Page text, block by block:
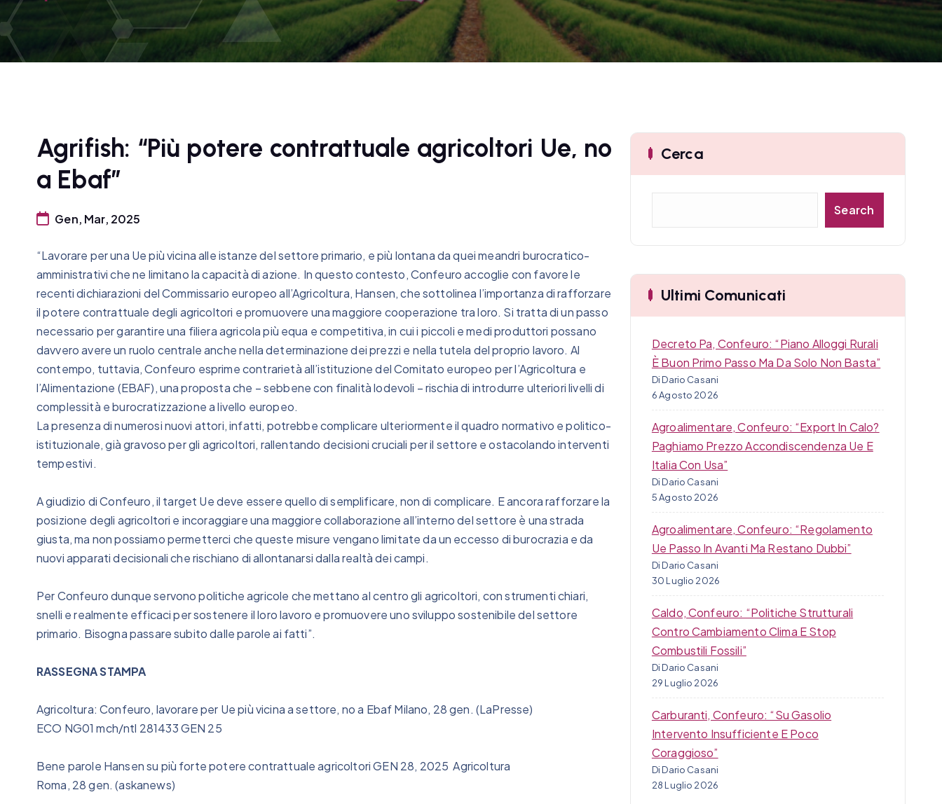
Agrifish: “Più potere contrattuale agricoltori Ue, no
a Ebaf”
Gen, Mar, 2025
“Lavorare per una Ue più vicina alle istanze del settore primario, e più lontana da quei meandri burocratico-
amministrativi che ne limitano la capacità di azione. In questo contesto, Confeuro accoglie con favore le
recenti dichiarazioni del Commissario europeo all’Agricoltura, Hansen, che sottolinea l’importanza di rafforzare
il potere contrattuale degli agricoltori e promuovere una maggiore cooperazione tra loro. Si tratta di un passo
necessario per garantire una filiera agricola più equa e competitiva, in cui i piccoli e medi produttori possano
davvero avere un ruolo centrale anche nella determinazione dei prezzi e nella tutela del proprio lavoro. Al
contempo, tuttavia, Confeuro esprime contrarietà all’istituzione del Comitato europeo per l’Agricoltura e
l’Alimentazione (EBAF), una proposta che – sebbene con finalità lodevoli – rischia di introdurre ulteriori livelli di
complessità e burocratizzazione a livello europeo.
La presenza di numerosi nuovi attori, infatti, potrebbe complicare ulteriormente il quadro normativo e politico-
istituzionale, già gravoso per gli agricoltori, rallentando decisioni cruciali per il settore e ostacolando interventi
tempestivi.
A giudizio di Confeuro, il target Ue deve essere quello di semplificare, non di complicare. E ancora rafforzare la
posizione degli agricoltori e incoraggiare una maggiore collaborazione all’interno del settore è una strada
giusta, ma non possiamo permetterci che queste misure vengano limitate da un eccesso di burocrazia e da
nuovi apparati decisionali che rischiano di allontanarsi dalla realtà dei campi.
Per Confeuro dunque servono politiche agricole che mettano al centro gli agricoltori, con strumenti chiari,
snelli e realmente efficaci per sostenere il loro lavoro e promuovere uno sviluppo sostenibile del settore
primario. Bisogna passare subito dalle parole ai fatti”.
RASSEGNA STAMPA
Agricoltura: Confeuro, lavorare per Ue più vicina a settore, no a Ebaf Milano, 28 gen. (LaPresse)
ECO NG01 mch/ntl 281433 GEN 25
Bene parole Hansen su più forte potere contrattuale agricoltori GEN 28, 2025 Agricoltura
Roma, 28 gen. (askanews)
Cerca
a
Search
Ultimi Comunicati
Decreto Pa, Confeuro: “Piano Alloggi Rurali
È Buon Primo Passo Ma Da Solo Non Basta”
Di Dario Casani
6 Agosto 2026
Agroalimentare, Confeuro: “Export In Calo?
Paghiamo Prezzo Accondiscendenza Ue E
Italia Con Usa”
Di Dario Casani
5 Agosto 2026
Agroalimentare, Confeuro: “Regolamento
Ue Passo In Avanti Ma Restano Dubbi”
Di Dario Casani
30 Luglio 2026
Caldo, Confeuro: “Politiche Strutturali
Contro Cambiamento Clima E Stop
Combustili Fossili”
Di Dario Casani
29 Luglio 2026
Carburanti, Confeuro: “Su Gasolio
Intervento Insufficiente E Poco
Coraggioso”
Di Dario Casani
28 Luglio 2026